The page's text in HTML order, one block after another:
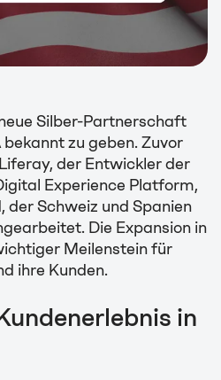
Silber-Partnerschaft
zu geben. Zuvor
der Entwickler der
Experience Platform,
der Schweiz und Spanien
Die Expansion in
Meilenstein für
ihre Kunden.
in